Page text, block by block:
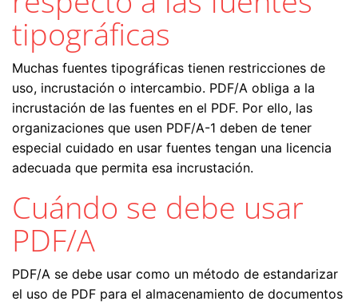
tipográficas
Muchas fuentes tipográficas tienen restricciones de
uso, incrustación o intercambio. PDF/A obliga a la
incrustación de las fuentes en el PDF. Por ello, las
organizaciones que usen PDF/A-1 deben de tener
especial cuidado en usar fuentes tengan una licencia
adecuada que permita esa incrustación.
Cuándo se debe usar
PDF/A
PDF/A se debe usar como un método de estandarizar
el uso de PDF para el almacenamiento de documentos